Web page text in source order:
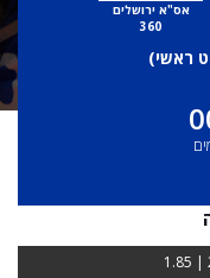
אס"א ירושלים
360
ראשי)